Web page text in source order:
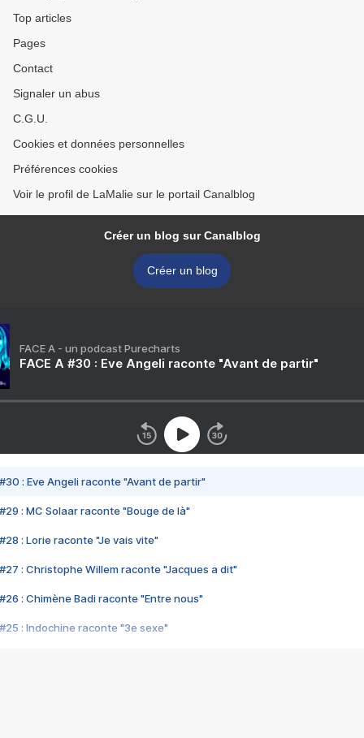
Top articles
Pages
Contact
Signaler un abus
C.G.U.
Cookies et données personnelles
Préférences cookies
Voir le profil de LaMalie sur le portail Canalblog
Créer un blog sur Canalblog
Créer un blog
FACE A - un podcast Purecharts
FACE A #30 : Eve Angeli raconte "Avant de partir"
#30 : Eve Angeli raconte "Avant de partir"
#29 : MC Solaar raconte "Bouge de là"
#28 : Lorie raconte "Je vais vite"
#27 : Christophe Willem raconte "Jacques a dit"
#26 : Chimène Badi raconte "Entre nous"
#25 : Indochine raconte "3e sexe"